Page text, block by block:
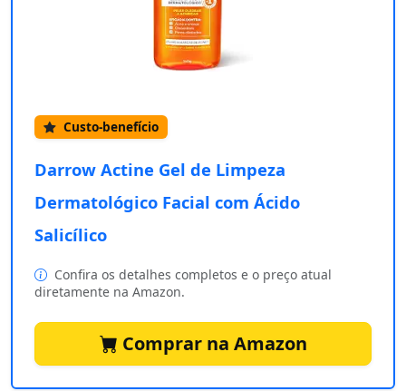
Custo-benefício
Darrow Actine Gel de Limpeza
Dermatológico Facial com Ácido
Salicílico
Confira os detalhes completos e o preço atual
diretamente na Amazon.
Comprar na Amazon